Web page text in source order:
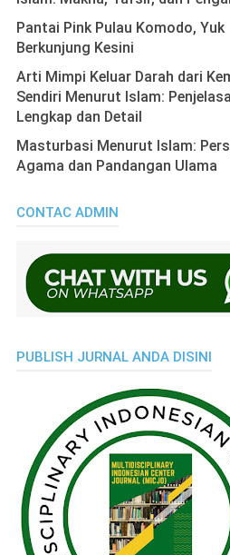
Pantai Pink Pulau Komodo, Yuk
Berkunjung Kesini
Arti Mimpi Keluar Darah dari
Sendiri Menurut Islam:
Lengkap dan Detail
Masturbasi Menurut Islam:
Agama dan Pandangan Ulama
CONTAC ADMIN
PUBLISH JURNAL ANDA DISINI